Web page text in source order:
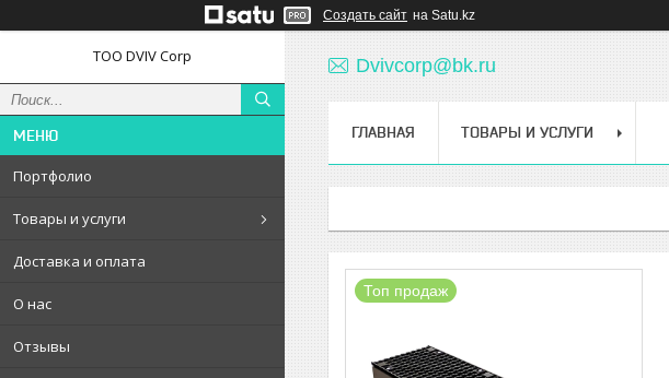
Создать сайт на Satu.kz
ТОО DVIV Corp
Портфолио
Товары и услуги
Доставка и оплата
О нас
Отзывы
Dvivcorp@bk.ru
ГЛАВНАЯ ТОВАРЫ И УСЛУГИ
Топ продаж